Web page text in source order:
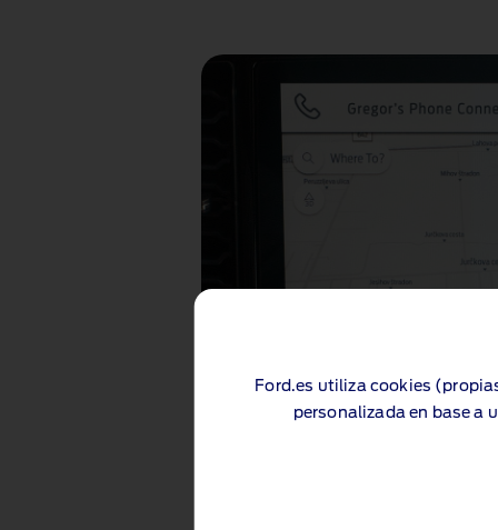
Navegación
La conectividad en la nube
Ford.es utiliza cookies
personalizada en base a